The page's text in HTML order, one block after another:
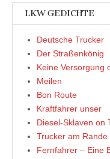
LKW GEDICHTE
Deutsche Trucker
Der Straßenkönig
Keine Versorgung
Meilen
Bon Route
Kraftfahrer unser
Diesel-Sklaven on
Trucker am
Fernfahrer – Eine